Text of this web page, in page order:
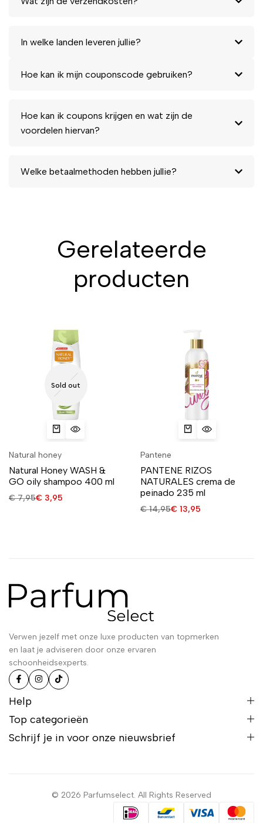
In welke landen leveren jullie?
Hoe kan ik mijn couponscode gebruiken?
Hoe kan ik coupons krijgen en wat zijn de
voordelen hiervan?
Welke betaalmethoden hebben jullie?
Gerelateerde
producten
Sold out
Natural honey
Natural Honey WASH &
GO oily shampoo 400 ml
€7,95€ 3,95
Pantene
PANTENE RIZOS
NATURALES crema de
peinado 235 ml
€14,95€ 13,95
Verwen jezelf met onze luxe producten van topmerken
en laat je adviseren door onze ervaren
schoonheidsexperts.
Help
Top categorieën
Schrijf je in voor onze nieuwsbrief
© 2026 Parfumselect. All Rights Reserved